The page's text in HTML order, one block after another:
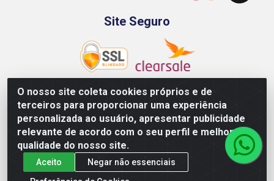
O nosso site coleta cookies próprios e de
terceiros para proporcionar uma experiência
personalizada ao usuário, apresentar publicidade
relevante de acordo com o seu perfil e melhorar a
qualidade do nosso site.
Aceito
Negar não essenciais
Site Seguro
Rod. BR-101 Sul, Km 73, 4505, Galpão A, Ibura -
Recife/PE - CEP 51240-340 - CNPJ 70.089.974/0001-79